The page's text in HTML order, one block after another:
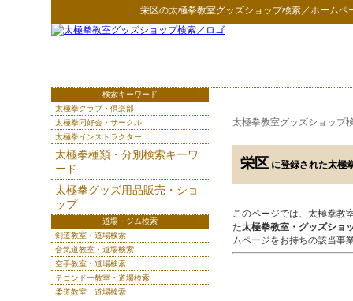
栄区の太極拳教室グッズショップ検索／ホームペ
太極拳教室グッズショップ
栄区 に登録された太極
このページでは、太極拳教
た太極拳教室・グッズショ
ムページをお持ちの該当事
検索キーワード
太極拳クラブ・倶楽部
太極拳同好会・サークル
太極拳インストラクター
太極拳種類・分別検索キーワ
ード
太極拳グッズ用品販売・ショ
ップ
道場・ジム検索
剣道教室・道場検索
合気道教室・道場検索
空手教室・道場検索
テコンドー教室・道場検索
柔道教室・道場検索